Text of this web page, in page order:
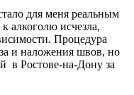
для меня реальным
алкоголю исчезла,
Процедура
и наложения швов, но
в Ростове-на-Дону за